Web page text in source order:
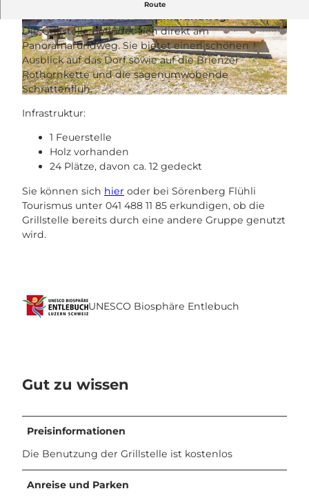
© Bruno Röösli, UNESCO Biosphäre Entlebuc
h, Bruno Roeoesli
© Bruno Röösli, UNESCO Biosphäre Entlebuc
h
Route
Hagleren, direkt am Panoramarundweg.
Die Grillstelle befindet sich direkt am
Panoramarundweg. Sie bietet einen schönen
Ausblick auf das Dorf sowie auf die Brienzer
Rothornkette und die sagenumwobende
Schrattenfluh.
Infrastruktur:
1 Feuerstelle
Holz vorhanden
24 Plätze, davon ca. 12 gedeckt
Sie können sich hier oder bei Sörenberg Flühli
Tourismus unter 041 488 11 85 erkundigen, ob die
Grillstelle bereits durch eine andere Gruppe genutzt
wird.
UNESCO Biosphäre Entlebuch
Gut zu wissen
Preisinformationen
Die Benutzung der Grillstelle ist kostenlos
Anreise und Parken